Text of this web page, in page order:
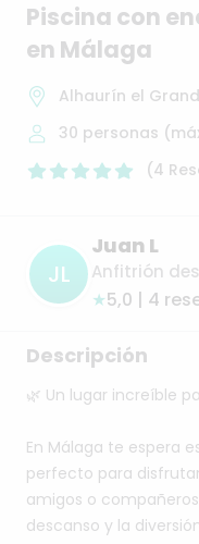
Piscina con
en Málaga
Alhaurín el
30 personas
(4
JL
Juan L
Anfitrión
★5,0 | 4
Descripción
🌿 Un lugar increíble
En Málaga te espera
perfecto para disfrutar
amigos o compañeros
descanso y la